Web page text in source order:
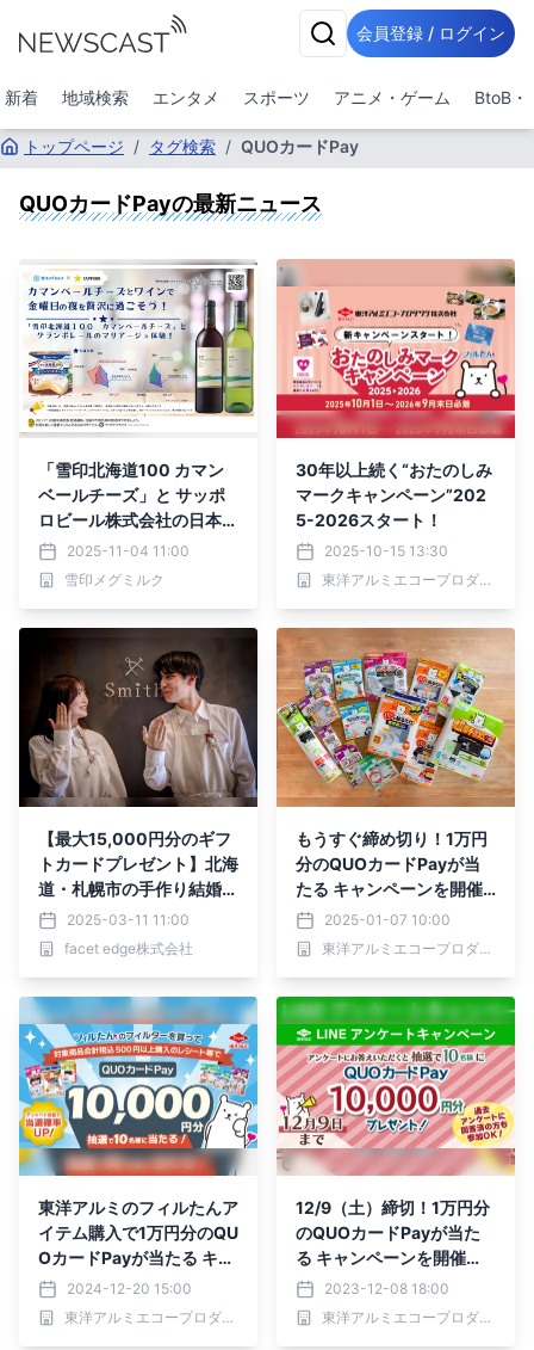
会員登録 / ログイン
新着 地域検索 エンタメ スポーツ アニメ・ゲーム BtoB・
トップページ / タグ検索 / QUOカードPay
QUOカードPayの最新ニュース
「雪印北海道100 カマン
ベールチーズ」と サッポ
ロビール株式会社の日本ワ
イン「グランポレール」が
コラボ展開！金曜日の夜を
「カマンベールチーズ×ワ
2025-11-04 11:00
雪印メグミルク
30年以上続く“おたのしみ
マークキャンペーン”202
5-2026スタート！
2025-10-15 13:30
東洋アルミエコープロダクツ株式会社
【最大15,000円分のギフ
トカードプレゼント】北海
道・札幌市の手作り結婚指
輪・婚約指輪・ペアリング
専門店の『工房Smith札
幌』｜お友達紹介キャンペ
2025-03-11 11:00
facet edge株式会社
もうすぐ締め切り！1万円
分のQUOカードPayが当
たる キャンペーンを開催
中！2025-01-07 10:00
東洋アルミエコープロダクツ株式会社
東洋アルミのフィルたんア
イテム購入で1万円分のQU
OカードPayが当たる キャ
ンペーンを開催！
2024-12-20 15:00
東洋アルミエコープロダクツ株式会社
12/9（土）締切！1万円分
のQUOカードPayが当た
る キャンペーンを開催
中！2023-12-08 18:00
東洋アルミエコープロダクツ株式会社